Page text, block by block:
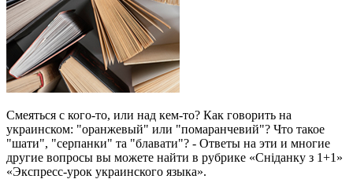
Смеяться с кого-то, или над кем-то? Как говорить на
украинском: "оранжевый" или "помаранчевий"? Что такое
"шати", "серпанки" та "блавати"? - Ответы на эти и многие
другие вопросы вы можете найти в рубрике «Сніданку з 1+1»
«Экспресс-урок украинского языка».